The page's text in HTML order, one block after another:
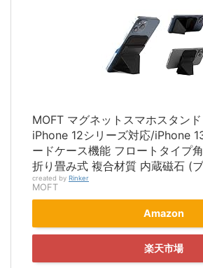
MOFT マグネットスマホスタン
iPhone 12シリーズ対応/iPhone
ードケース機能 フロートタイプ
折り畳み式 複合材質 内蔵磁石 (
created by Rinker
MOFT
Amazon
楽天市場